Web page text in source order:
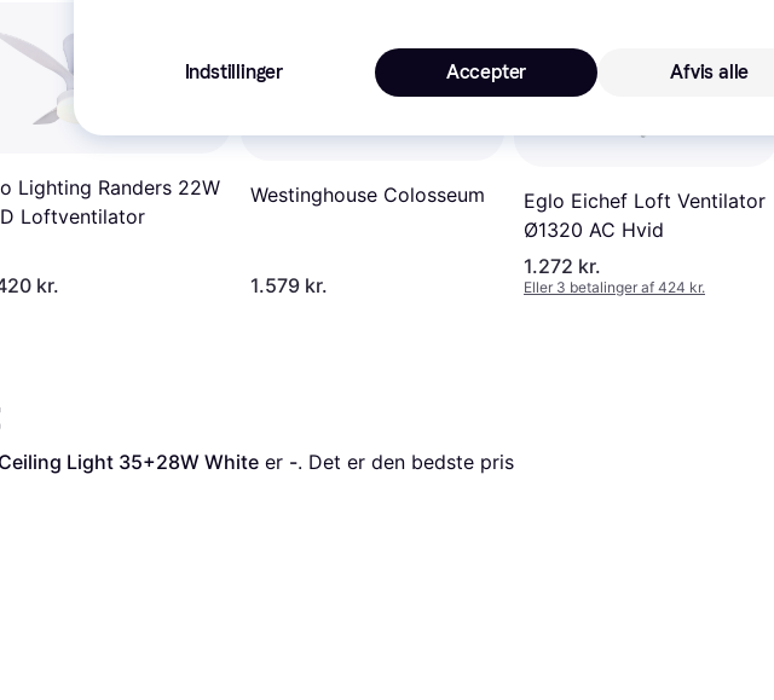
Lighting Randers 22W
Loftventilator
kr.
Westinghouse Colosseum
1.579 kr.
Eglo Eichef Loft Ventilator
Ø1320 AC Hvid
1.272 kr.
Eller 3 betalinger af 424 kr.
Light 35+28W White er -. Det er den bedste pris
Indstillinger Afvis alle
Accepter